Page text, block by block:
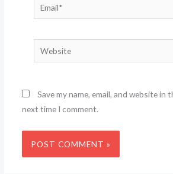
Website
Save my name, email, and website in
next time I comment.